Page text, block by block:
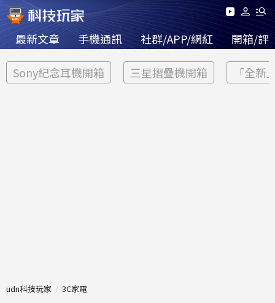
最新文章 手機通訊 社群/APP/網紅 開箱/評
Sony紀念耳機開箱 三星摺疊機開箱 「全新
udn科技玩家 3C家電